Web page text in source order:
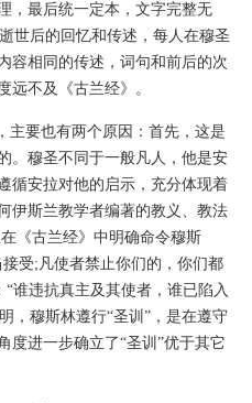
，最后统一定本，文字完整无
世后的回忆和传述，每人在穆圣
容相同的传述，词句和前后的次
远不及《古兰经》。
要也有两个原因：首先，这是
。穆圣不同于一般凡人，他是安
循安拉对他的启示，充分体现着
伊斯兰教学者编著的教义、教法
《古兰经》中明确命令穆斯
受;凡使者禁止你们的，你们都
谁违抗真主及其使者，谁已陷入
，穆斯林遵行“圣训”，是在遵守
度进一步确立了“圣训”优于其它